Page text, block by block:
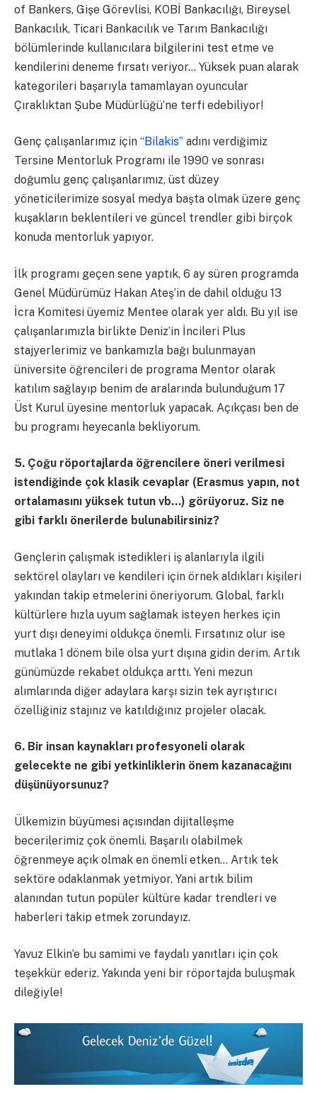
of Bankers, Gişe Görevlisi, KOBİ Bankacılığı, Bireysel
Bankacılık, Ticari Bankacılık ve Tarım Bankacılığı
bölümlerinde kullanıcılara bilgilerini test etme ve
kendilerini deneme fırsatı veriyor… Yüksek puan alarak
kategorileri başarıyla tamamlayan oyuncular
Çıraklıktan Şube Müdürlüğü’ne terfi edebiliyor!
Genç çalışanlarımız için “Bilakis” adını verdiğimiz
Tersine Mentorluk Programı ile 1990 ve sonrası
doğumlu genç çalışanlarımız, üst düzey
yöneticilerimize sosyal medya başta olmak üzere genç
kuşakların beklentileri ve güncel trendler gibi birçok
konuda mentorluk yapıyor.
İlk programı geçen sene yaptık, 6 ay süren programda
Genel Müdürümüz Hakan Ateş’in de dahil olduğu 13
İcra Komitesi üyemiz Mentee olarak yer aldı. Bu yıl ise
çalışanlarımızla birlikte Deniz’in İncileri Plus
stajyerlerimiz ve bankamızla bağı bulunmayan
üniversite öğrencileri de programa Mentor olarak
katılım sağlayıp benim de aralarında bulunduğum 17
Üst Kurul üyesine mentorluk yapacak. Açıkçası ben de
bu programı heyecanla bekliyorum.
5. Çoğu röportajlarda öğrencilere öneri verilmesi
istendiğinde çok klasik cevaplar (Erasmus yapın, not
ortalamasını yüksek tutun vb…) görüyoruz. Siz ne
gibi farklı önerilerde bulunabilirsiniz?
Gençlerin çalışmak istedikleri iş alanlarıyla ilgili
sektörel olayları ve kendileri için örnek aldıkları kişileri
yakından takip etmelerini öneriyorum. Global, farklı
kültürlere hızla uyum sağlamak isteyen herkes için
yurt dışı deneyimi oldukça önemli. Fırsatınız olur ise
mutlaka 1 dönem bile olsa yurt dışına gidin derim. Artık
günümüzde rekabet oldukça arttı. Yeni mezun
alımlarında diğer adaylara karşı sizin tek ayrıştırıcı
özelliğiniz stajınız ve katıldığınız projeler olacak.
6. Bir insan kaynakları profesyoneli olarak
gelecekte ne gibi yetkinliklerin önem kazanacağını
düşünüyorsunuz?
Ülkemizin büyümesi açısından dijitalleşme
becerilerimiz çok önemli. Başarılı olabilmek
öğrenmeye açık olmak en önemli etken… Artık tek
sektöre odaklanmak yetmiyor. Yani artık bilim
alanından tutun popüler kültüre kadar trendleri ve
haberleri takip etmek zorundayız.
Yavuz Elkin’e bu samimi ve faydalı yanıtları için çok
teşekkür ederiz. Yakında yeni bir röportajda buluşmak
dileğiyle!